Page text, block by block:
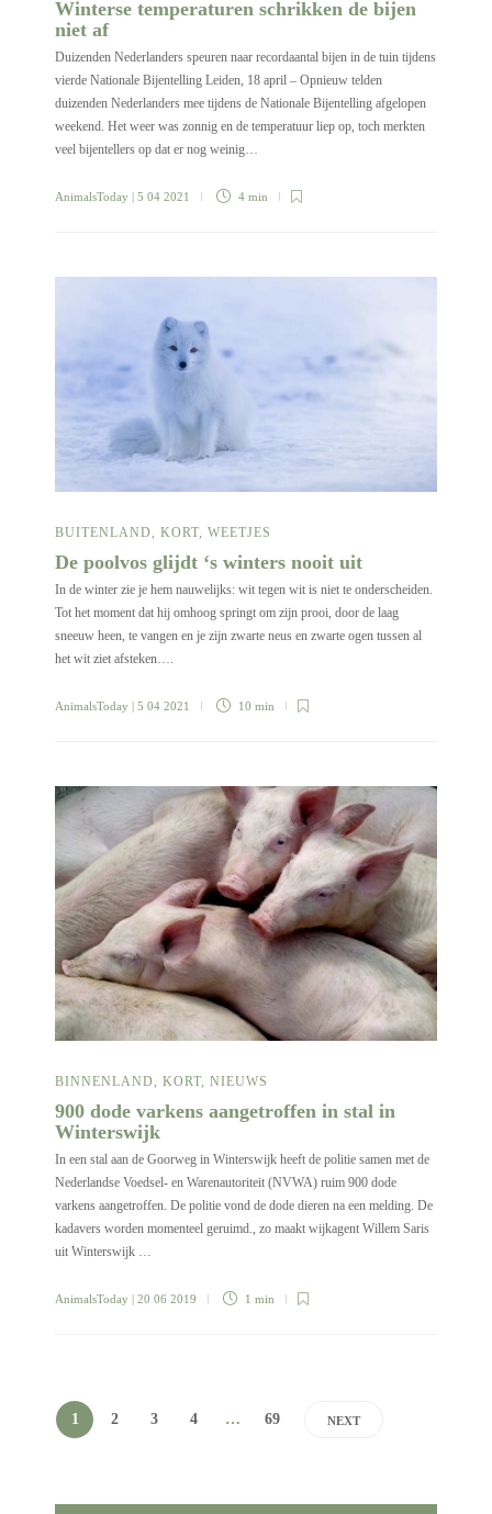
Winterse temperaturen schrikken de bijen
niet af
Duizenden Nederlanders speuren naar recordaantal bijen in de tuin tijdens
vierde Nationale Bijentelling Leiden, 18 april – Opnieuw telden
duizenden Nederlanders mee tijdens de Nationale Bijentelling afgelopen
weekend. Het weer was zonnig en de temperatuur liep op, toch merkten
veel bijentellers op dat er nog weinig…
AnimalsToday | 5 04 2021 4 min
BUITENLAND KORT WEETJES
De poolvos glijdt ‘s winters nooit uit
In de winter zie je hem nauwelijks: wit tegen wit is niet te onderscheiden.
Tot het moment dat hij omhoog springt om zijn prooi, door de laag
sneeuw heen, te vangen en je zijn zwarte neus en zwarte ogen tussen al
het wit ziet afsteken….
AnimalsToday | 5 04 2021 10 min
BINNENLAND, KORT, NIEUWS
900 dode varkens aangetroffen in stal in
Winterswijk
In een stal aan de Goorweg in Winterswijk heeft de politie samen met de
Nederlandse Voedsel- en Warenautoriteit (NVWA) ruim 900 dode
varkens aangetroffen. De politie vond de dode dieren na een melding. De
kadavers worden momenteel geruimd., zo maakt wijkagent Willem Saris
uit Winterswijk …
AnimalsToday | 20 06 2019 1 min
1 2 3 4 … 69 NEXT